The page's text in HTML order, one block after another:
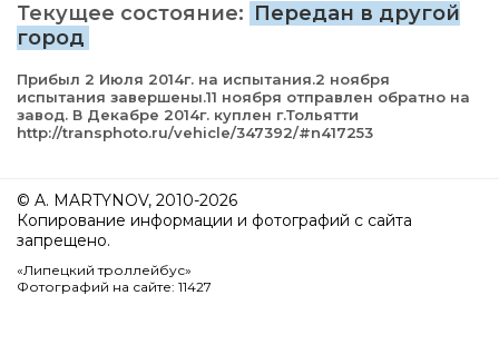
Текущее состояние: Передан в другой
город
Прибыл 2 Июля 2014г. на испытания.2 ноября
испытания завершены.11 ноября отправлен обратно на
завод. В Декабре 2014г. куплен г.Тольятти
http://transphoto.ru/vehicle/347392/#n417253
© A. MARTYNOV, 2010-2026
Копирование информации и фотографий с сайта
запрещено.
«Липецкий троллейбус»
Фотографий на сайте: 11427